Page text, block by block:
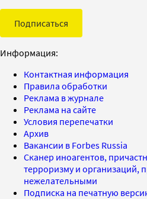
Подписаться
Информация:
Контактная информация
Правила обработки
Реклама в журнале
Реклама на сайте
Условия перепечатки
Архив
Вакансии в Forbes Russia
Сканер иноагентов,
терроризму и организаций,
нежелательными
Подписка на печатную